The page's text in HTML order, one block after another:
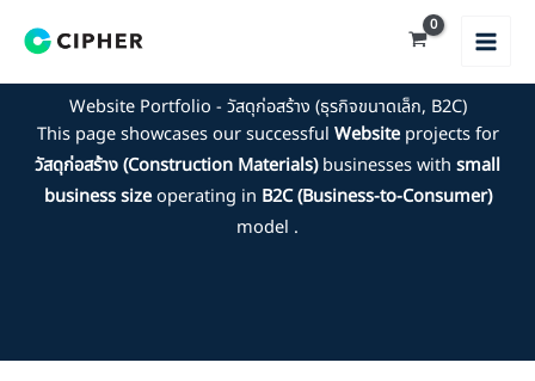
Website Portfolio - วัสดุก่อสร้าง (ธุรกิจขนาดเล็ก, B2C)
This page showcases our successful Websiteprojects for
วัสดุก่อสร้าง (Construction Materials)businesses with small
business sizeoperating in B2C (Business-to-Consumer)
model .